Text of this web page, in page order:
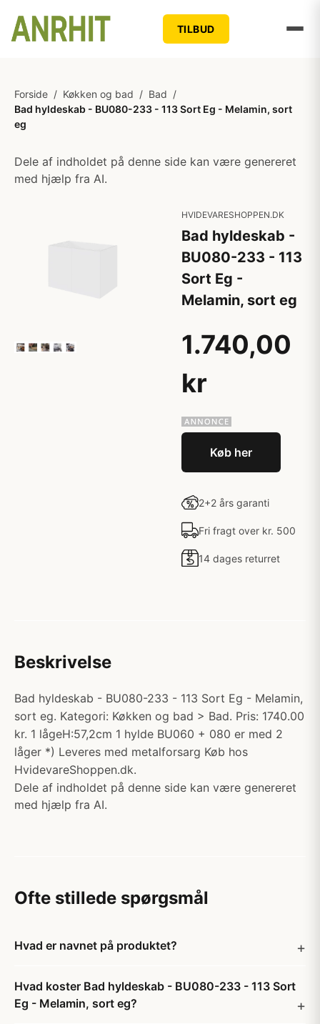
TILBUD
Forside / Køkken og bad / Bad /
Bad hyldeskab - BU080-233 - 113 Sort Eg - Melamin, sort
eg
Dele af indholdet på denne side kan være genereret
med hjælp fra AI.
HVIDEVARESHOPPEN.DK
Bad hyldeskab -
BU080-233 - 113
Sort Eg -
Melamin, sort eg
1.740,00
kr
Køb her
2+2 års garanti
Fri fragt over kr. 500
14 dages returret
Beskrivelse
Bad hyldeskab - BU080-233 - 113 Sort Eg - Melamin,
sort eg. Kategori: Køkken og bad > Bad. Pris: 1740.00
kr. 1 lågeH:57,2cm 1 hylde BU060 + 080 er med 2
låger *) Leveres med metalforsarg Køb hos
HvidevareShoppen.dk.
Dele af indholdet på denne side kan være genereret
med hjælp fra AI.
Ofte stillede spørgsmål
Hvad er navnet på produktet?
Hvad koster Bad hyldeskab - BU080-233 - 113 Sort
Eg - Melamin, sort eg?